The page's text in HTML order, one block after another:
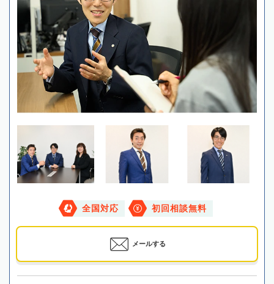
全国対応 初回相談無料
メールする